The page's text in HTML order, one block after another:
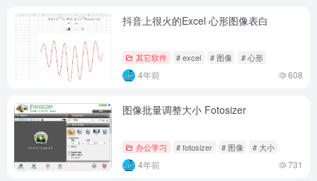
抖音上很火的Excel 心形图像表白
其它软件 # excel # 图像 # 心形
4年前 608
图像批量调整大小 Fotosizer
办公学习 # fotosizer # 图像 # 大小
4年前 731